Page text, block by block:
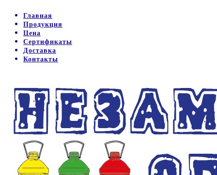
Главная
Продукция
Цена
Сертификаты
Доставка
Контакты